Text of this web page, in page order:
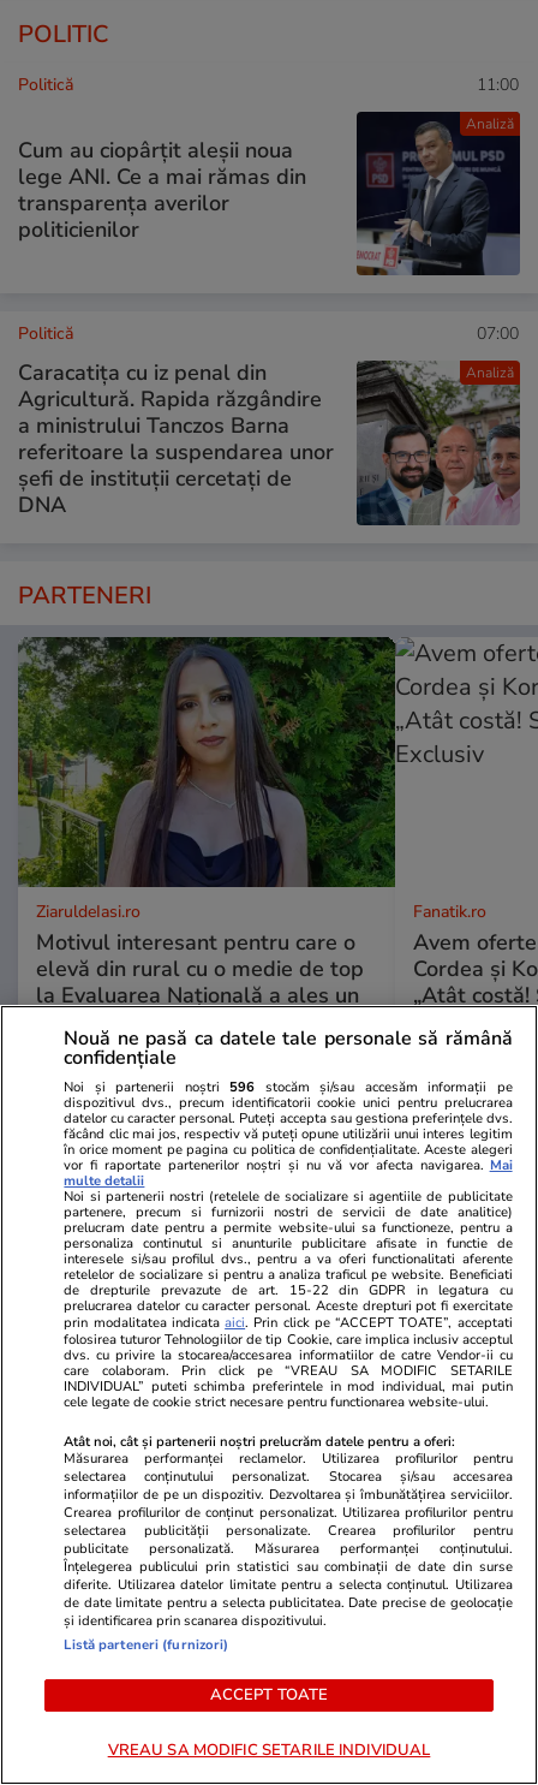
POLITIC
Analiză
Politică 11:00
Cum au ciopârțit aleșii noua
lege ANI. Ce a mai rămas din
transparența averilor
politicienilor
Analiză
Politică 07:00
Caracatița cu iz penal din
Agricultură. Rapida răzgândire
a ministrului Tanczos Barna
referitoare la suspendarea unor
șefi de instituții cercetați de
DNA
PARTENERI
ZiaruldeIasi.ro
Motivul interesant pentru care o
elevă din rural cu o medie de top
la Evaluarea Națională a ales un
nebuloasă și pentru noi”
Fanatik.ro
Avem
Cordea și
„Atât costă!
ULTIMELE ȘTIRI
Lifestyle 17:07
Ce este bulgurul și cum se gătește
Stiri Mondene 17:06
Andreea Bălan, reacție despre generația anilor
’90 versus rețelele sociale: „Am crescut cu
Stiri Mondene 17:00
Experiența de care a avut parte Alexandru
Ciucu, la Nibiru! A părăsit imediat locația. „Am
aflat cu tristește și cu durere în suflet”
Cum îți faci programare la medic de la 1
septembrie pe noua platformă CNAS „e-
Nouă ne pasă ca datele tale personale să rămână
confidențiale
Noi și partenerii noștri 596 stocăm și/sau accesăm informații pe
dispozitivul dvs., precum identificatorii cookie unici pentru prelucrarea
datelor cu caracter personal. Puteți accepta sau gestiona preferințele dvs.
făcând clic mai jos, respectiv vă puteți opune utilizării unui interes legitim
în orice moment pe pagina cu politica de confidențialitate. Aceste alegeri
vor fi raportate partenerilor noștri și nu vă vor afecta navigarea. Mai
multe detalii
Noi si partenerii nostri (retelele de socializare si agentiile de publicitate
partenere, precum si furnizorii nostri de servicii de date analitice)
prelucram date pentru a permite website-ului sa functioneze, pentru a
personaliza continutul si anunturile publicitare afisate in functie de
interesele si/sau profilul dvs., pentru a va oferi functionalitati aferente
retelelor de socializare si pentru a analiza traficul pe website. Beneficiati
de drepturile prevazute de art. 15-22 din GDPR in legatura cu
prelucrarea datelor cu caracter personal. Aceste drepturi pot fi exercitate
prin modalitatea indicataaici. Prin click pe “ACCEPT TOATE”, acceptati
folosirea tuturor Tehnologiilor de tip Cookie, care implica inclusiv acceptul
dvs. cu privire la stocarea/accesarea informatiilor de catre Vendor-ii cu
care colaboram. Prin click pe “VREAU SA MODIFIC SETARILE
INDIVIDUAL” puteti schimba preferintele in mod individual, mai putin
cele legate de cookie strict necesare pentru functionarea website-ului.
Atât noi, cât și partenerii noștri prelucrăm datele pentru a oferi:
Măsurarea performanței reclamelor. Utilizarea profilurilor pentru
selectarea conținutului personalizat. Stocarea și/sau accesarea
informațiilor de pe un dispozitiv. Dezvoltarea și îmbunătățirea serviciilor.
Crearea profilurilor de conținut personalizat. Utilizarea profilurilor pentru
selectarea publicității personalizate. Crearea profilurilor pentru
publicitate personalizată. Măsurarea performanței conținutului.
Înțelegerea publicului prin statistici sau combinații de date din surse
diferite. Utilizarea datelor limitate pentru a selecta conținutul. Utilizarea
de date limitate pentru a selecta publicitatea. Date precise de geolocație
și identificarea prin scanarea dispozitivului.
Listă parteneri (furnizori)
ACCEPT TOATE
VREAU SA MODIFIC SETARILE INDIVIDUAL